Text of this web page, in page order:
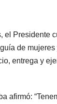
el Presidente
de
entrega y
afirmó: